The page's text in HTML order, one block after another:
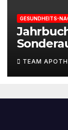
GESUNDHEITS-
Paare
TEAM